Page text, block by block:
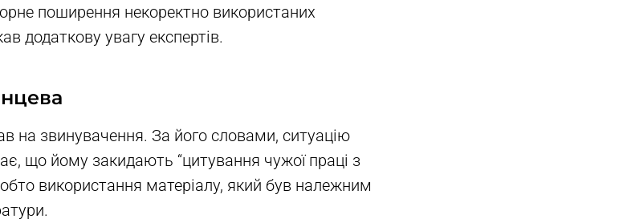
поширення некоректно використаних
додаткову увагу експертів.
на звинувачення. За його словами, ситуацію
що йому закидають “цитування чужої праці з
використання матеріалу, який був належним